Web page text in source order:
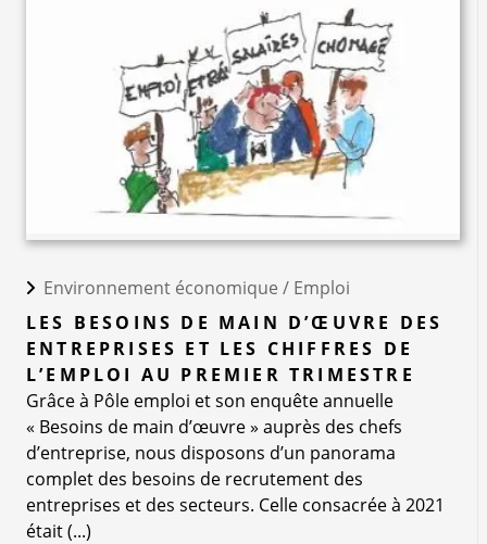
Environnement économique / Emploi
LES BESOINS DE MAIN D’ŒUVRE DES
ENTREPRISES ET LES CHIFFRES DE
L’EMPLOI AU PREMIER TRIMESTRE
Grâce à Pôle emploi et son enquête annuelle
« Besoins de main d’œuvre » auprès des chefs
d’entreprise, nous disposons d’un panorama
complet des besoins de recrutement des
entreprises et des secteurs. Celle consacrée à 2021
était (...)